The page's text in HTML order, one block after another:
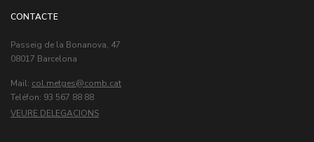
CONTACTE
Passeig de la Bonanova, 47
08017 Barcelona
Mail: col.metges
Teléfon: 93 567 88 88
VEURE DELEGACIONS